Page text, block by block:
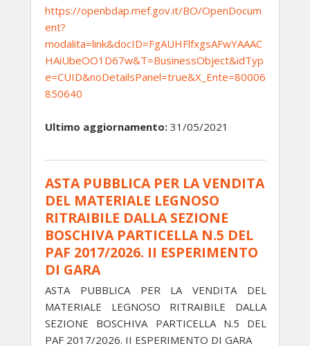
https://openbdap.mef.gov.it/BO/OpenDocum
ent?
modalita=link&docID=FgAUHFlfxgsAFwYAAAC
HAiUbeOO1D67w&T=BusinessObject&idTyp
e=CUID&noDetailsPanel=true&X_Ente=80006
850640
Ultimo aggiornamento: 31/05/2021
ASTA PUBBLICA PER LA VENDITA
DEL MATERIALE LEGNOSO
RITRAIBILE DALLA SEZIONE
BOSCHIVA PARTICELLA N.5 DEL
PAF 2017/2026. II ESPERIMENTO
DI GARA
ASTA PUBBLICA PER LA VENDITA DEL
MATERIALE LEGNOSO RITRAIBILE DALLA
SEZIONE BOSCHIVA PARTICELLA N.5 DEL
PAF 2017/2026. II ESPERIMENTO DI GARA